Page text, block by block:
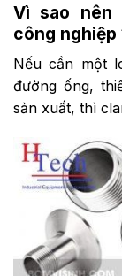
Vì sao nên
công nghiệp
Nếu cần một
đường ống,
sản xuất, thì